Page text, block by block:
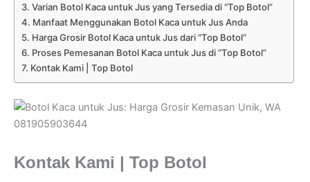
Varian Botol Kaca untuk Jus yang Tersedia di “Top Botol”
Manfaat Menggunakan Botol Kaca untuk Jus Anda
Harga Grosir Botol Kaca untuk Jus dari “Top Botol”
Proses Pemesanan Botol Kaca untuk Jus di “Top Botol”
Kontak Kami | Top Botol
Kontak Kami | Top Botol